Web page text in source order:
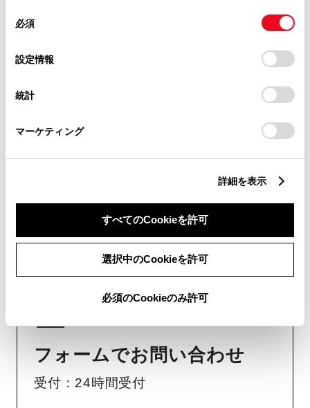
デバイスにすべてのCookie(クッキー)が保存されることに同
意したことになります。Cookie(クッキー)のオプトアウト、
設定の変更、同意を撤回したりするにあたっては、当社の
「Cookie（クッキー）情報の取り扱いについて
」をご覧くだ
必須
設定情報
統計
マーケティング
詳細を表示
すべてのCookieを許可
選択中のCookieを許可
必須のCookieのみ許可
受付：10:00～18:00
画面右下の を選択してくださ
チャットでのお問い合わせはお待たせ
時間が少なくご案内が可能です。
フォームでお問い合わせ
受付：24時間受付